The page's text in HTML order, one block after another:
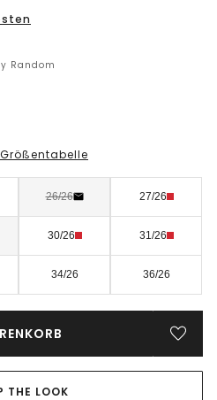
Random
Größentabelle
26/26 27/26
30/26 31/26
34/26 36/26
THE LOOK